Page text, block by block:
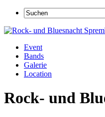
Event
Bands
Galerie
Location
Rock- und